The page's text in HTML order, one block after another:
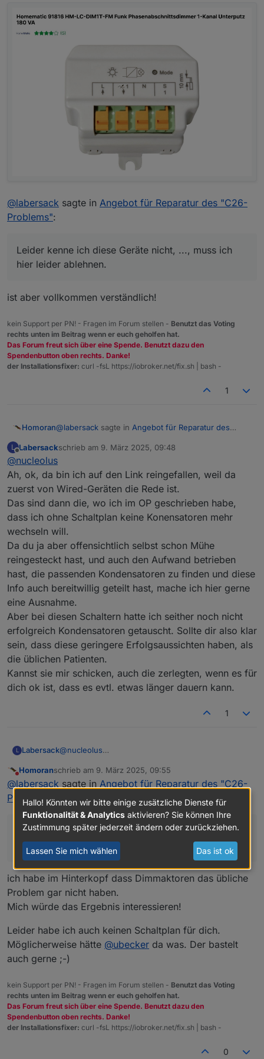
@labersack sagte in Angebot für Reparatur des "C26-
Problems":
Leider kenne ich diese Geräte nicht, ..., muss ich
hier leider ablehnen.
ist aber vollkommen verständlich!
kein Support per PN! - Fragen im Forum stellen - Benutzt das Voting
rechts unten im Beitrag wenn er euch geholfen hat.
Das Forum freut sich über eine Spende. Benutzt dazu den
Spendenbutton oben rechts. Danke!
der Installationsfixer: curl -fsL https://iobroker.net/fix.sh | bash -
1
Homoran@labersack sagte in Angebot für Reparatur des
das sind die ganz normalen Unterputz (FlushMount)
Aktoren.
@ labersacksagte in
"C26-Problems"
:
Leider kenne ich diese Geräte nicht, ..., muss
L
Offline
Labersackschrieb am 9. März 2025, 09:48
zuletzt editiert von
@nucleolus
Ah, ok, da bin ich auf den Link reingefallen, weil da
zuerst von Wired-Geräten die Rede ist.
Das sind dann die, wo ich im OP geschrieben habe,
dass ich ohne Schaltplan keine Konensatoren mehr
wechseln will.
Da du ja aber offensichtlich selbst schon Mühe
reingesteckt hast, und auch den Aufwand betrieben
hast, die passenden Kondensatoren zu finden und diese
Info auch bereitwillig geteilt hast, mache ich hier gerne
eine Ausnahme.
Aber bei diesen Schaltern hatte ich seither noch nicht
erfolgreich Kondensatoren getauscht. Sollte dir also klar
sein, dass diese geringere Erfolgsaussichten haben, als
die üblichen Patienten.
Kannst sie mir schicken, auch die zerlegten, wenn es für
dich ok ist, dass es evtl. etwas länger dauern kann.
1
L Labersack@nucleolus
zuerst von Wired-Geräten die Rede ist.
Das sind dann die, wo ich im OP geschrieben habe,
wechseln will.
Da du ja aber offensichtlich selbst schon Mühe
reingesteckt hast, und auch den Aufwand betrieben
hast, die passenden Kondensatoren zu finden und
diese Info auch bereitwillig geteilt hast, mache ich
hier gerne eine Ausnahme.
Aber bei diesen Schaltern hatte ich seither noch
nicht erfolgreich Kondensatoren getauscht. Sollte
dir also klar sein, dass diese geringere
Erfolgsaussichten haben, als die üblichen Patienten.
es für dich ok ist, dass es evtl. etwas länger dauern
kann.
Nicht stören
Homoranschrieb am 9. März 2025, 09:55
zuletzt editiert von
@labersack sagte in Angebot für Reparatur des "C26-
Problems":
dass ich ohne Schaltplan keine Konensatoren mehr
wechseln will.
ich habe im Hinterkopf dass Dimmaktoren das übliche
Problem gar nicht haben.
Mich würde das Ergebnis interessieren!
Leider habe ich auch keinen Schaltplan für dich.
Möglicherweise hätte @ubecker da was. Der bastelt
auch gerne ;-)
kein Support per PN! - Fragen im Forum stellen - Benutzt das Voting
rechts unten im Beitrag wenn er euch geholfen hat.
Das Forum freut sich über eine Spende. Benutzt dazu den
Spendenbutton oben rechts. Danke!
der Installationsfixer: curl -fsL https://iobroker.net/fix.sh | bash -
0
Hallo! Könnten wir bitte einige zusätzliche Dienste für
Funktionalität & Analytics aktivieren? Sie können Ihre
Zustimmung später jederzeit ändern oder zurückziehen.
Lassen Sie mich wählen Das ist ok